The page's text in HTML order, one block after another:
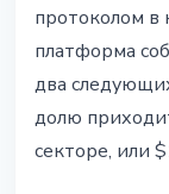
протоколом в
платформа
два
долю
секторе, или